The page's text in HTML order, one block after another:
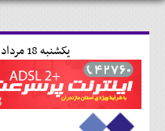
يکشنبه 18 مرداد 1405-12:40-